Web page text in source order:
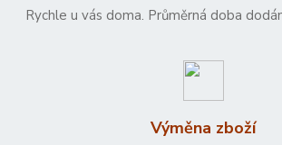
Rychle u vás doma. Průměrná doba
Výměna zboží